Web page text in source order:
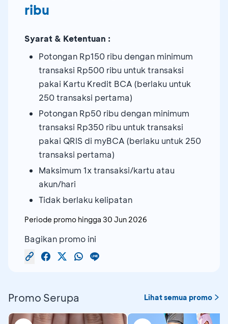
ribu
Syarat & Ketentuan :
Potongan Rp150 ribu dengan minimum
transaksi Rp500 ribu untuk transaksi
pakai Kartu Kredit BCA (berlaku untuk
250 transaksi pertama)
Potongan Rp50 ribu dengan minimum
transaksi Rp350 ribu untuk transaksi
pakai QRIS di myBCA (berlaku untuk 250
transaksi pertama)
Maksimum 1x transaksi/kartu atau
akun/hari
Tidak berlaku kelipatan
Periode promo hingga 30 Jun 2026
Bagikan promo ini
Promo Serupa Lihat semua promo